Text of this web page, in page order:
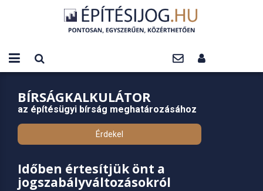
BÍRSÁGKALKULÁTOR
az építésügyi bírság meghatározásához
Érdekel
Időben értesítjük önt a
jogszabályváltozásokról